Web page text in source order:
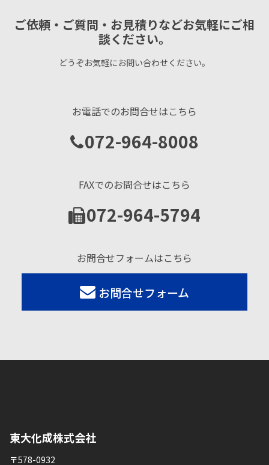
ご依頼・ご質問・お見積りなどお気軽にご相
談ください。
どうぞお気軽にお問い合わせください。
お電話でのお問合せはこちら
072-964-8008
FAXでのお問合せはこちら
072-964-5794
お問合せフォームはこちら
お問合せフォーム
東大化成株式会社
〒578-0932